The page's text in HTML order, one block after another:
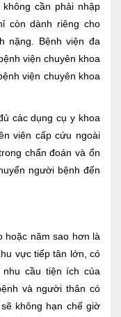
cần phải nhập
còn dành riêng cho
nặng. Bệnh viện đa
viện chuyên khoa
viện chuyên khoa
các dụng cụ y khoa
viên cấp cứu ngoài
chẩn đoán và ổn
người bệnh đến
hoặc năm sao hơn là
vực tiếp tân lớn, có
cầu tiện ích của
và người thân có
không hạn chế giờ